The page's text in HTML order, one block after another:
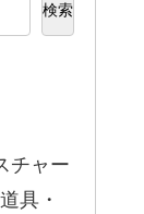
検索
チャー
具・